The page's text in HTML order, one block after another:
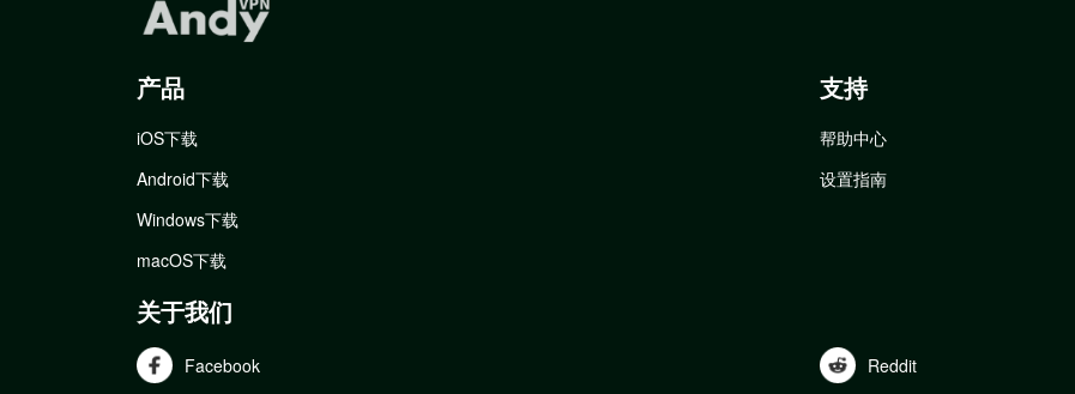
产品
iOS下载
Android下载
Windows下载
macOS下载
支持
帮助中心
设置指南
关于我们
Facebook Reddit